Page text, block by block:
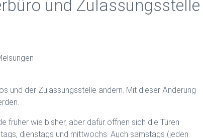
und Zulassungsstelle
und der Zulassungsstelle ändern. Mit dieser Änderung
früher wie bisher, aber dafür öffnen sich die Türen
dienstags und mittwochs. Auch samstags (jeden